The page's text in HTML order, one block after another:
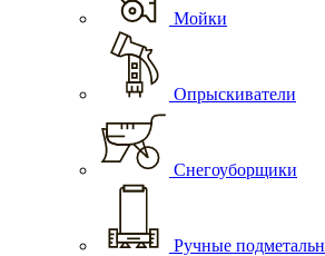
Мойки
Опрыскиватели
Снегоуборщики
Ручные